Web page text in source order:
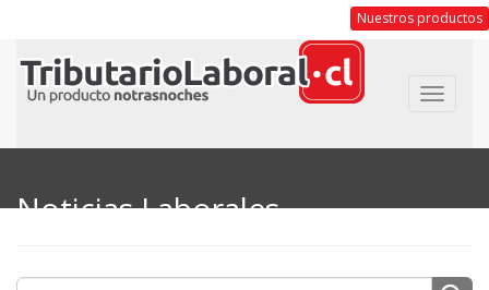
Nuestros productos
Toggle
Noticias Laborales